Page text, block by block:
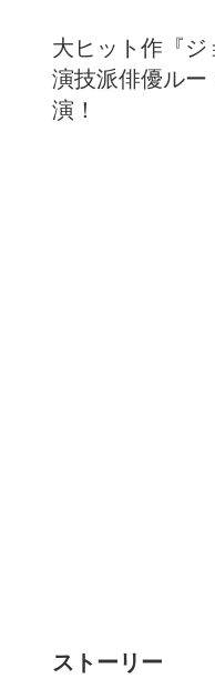
大ヒット作『
演技派俳優ル
演！
ストーリー